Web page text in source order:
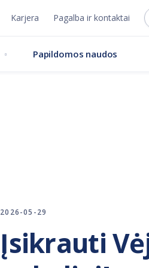
Karjera Pagalba ir kontaktai
Papildomos naudos
2026-05-29
Įsikrauti